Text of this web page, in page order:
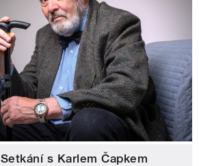
Setkání s Karlem Čapkem